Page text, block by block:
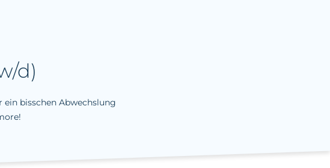
d)
bisschen Abwechslung